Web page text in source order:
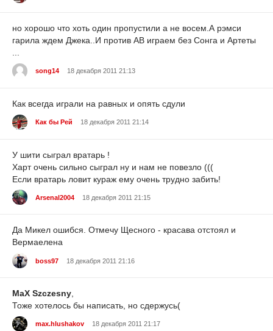
но хорошо что хоть один пропустили а не восем.А рэмси
гарила ждем Джека..И против АВ играем без Сонга и Артеты
song14 18 декабря 2011 21:13
Как всегда играли на равных и опять сдули
Как бы Рей 18 декабря 2011 21:14
У шити сыграл вратарь !
Харт очень сильно сыграл ну и нам не повезло (((
Если вратарь ловит кураж ему очень трудно забить!
Arsenal2004 18 декабря 2011 21:15
Да Микел ошибся. Отмечу Щесного - красава отстоял и
Вермаелена
boss97 18 декабря 2011 21:16
MaX Szczesny,
Тоже хотелось бы написать, но сдержусь(
max.hlushakov 18 декабря 2011 21:17